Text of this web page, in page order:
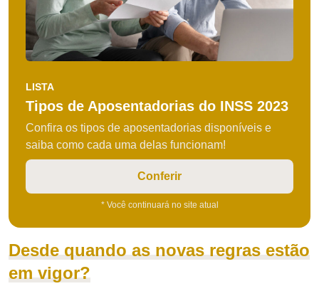
LISTA
Tipos de Aposentadorias do INSS 2023
Confira os tipos de aposentadorias disponíveis e
saiba como cada uma delas funcionam!
Conferir
* Você continuará no site atual
Desde quando as novas regras estão
em vigor?